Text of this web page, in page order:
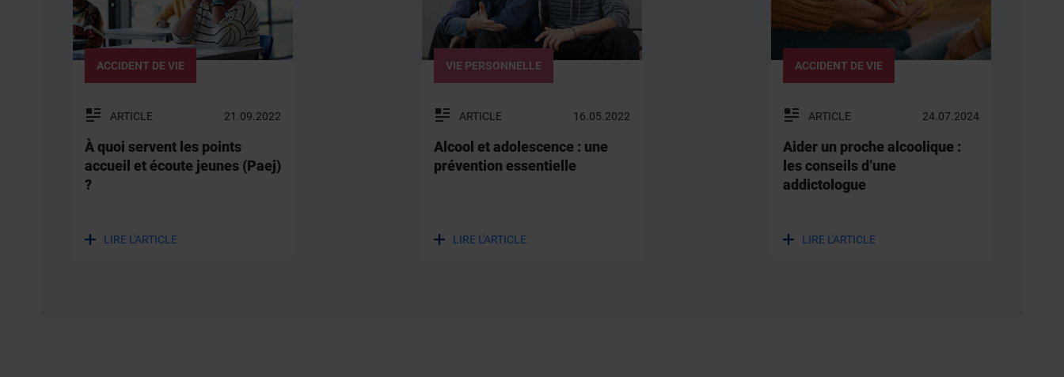
ACCIDENT DE VIE
ARTICLE 21.09.2022
À quoi servent les points
accueil et écoute jeunes (Paej)
?
LIRE L'ARTICLE
VIE PERSONNELLE
ARTICLE 16.05.2022
Alcool et adolescence : une
prévention essentielle
LIRE L'ARTICLE
ACCIDENT DE VIE
ARTICLE 24.07.2024
Aider un proche alcoolique :
les conseils d’une
addictologue
LIRE L'ARTICLE